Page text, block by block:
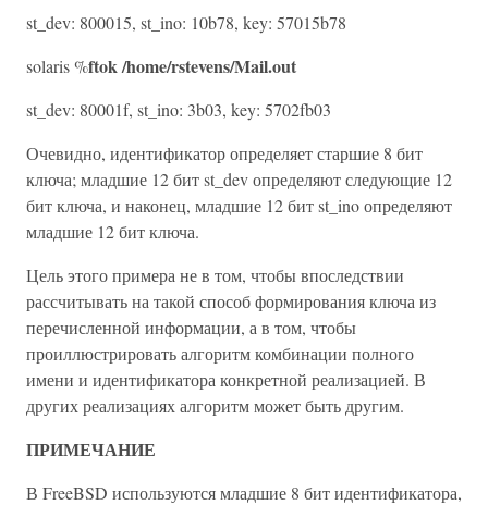
st_dev: 800015, st_ino: 10b78, key: 57015b78
solaris %ftok /home/rstevens/Mail.out
st_dev: 80001f, st_ino: 3b03, key: 5702fb03
Очевидно, идентификатор определяет старшие 8 бит
ключа; младшие 12 бит st_dev определяют следующие 12
бит ключа, и наконец, младшие 12 бит st_ino определяют
младшие 12 бит ключа.
Цель этого примера не в том, чтобы впоследствии
рассчитывать на такой способ формирования ключа из
перечисленной информации, а в том, чтобы
проиллюстрировать алгоритм комбинации полного
имени и идентификатора конкретной реализацией. В
других реализациях алгоритм может быть другим.
ПРИМЕЧАНИЕ
В FreeBSD используются младшие 8 бит идентификатора,